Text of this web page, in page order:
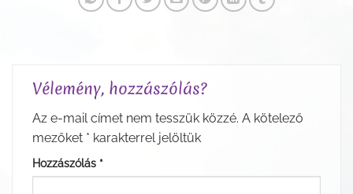
Vélemény, hozzászólás?
Az e-mail címet nem tesszük közzé. A kötelező
mezőket * karakterrel jelöltük
Hozzászólás *